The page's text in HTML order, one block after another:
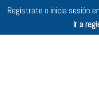
Regístrate o inicia sesión
Ir a